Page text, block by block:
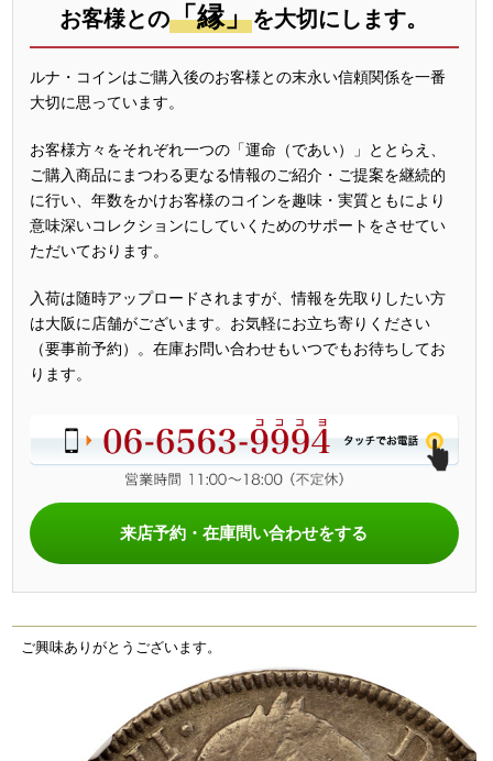
お客様との「縁」を大切にします。
ルナ・コインはご購入後のお客様との末永い信頼関係を一番
大切に思っています。
お客様方々をそれぞれ一つの「運命（であい）」ととらえ、
ご購入商品にまつわる更なる情報のご紹介・ご提案を継続的
に行い、年数をかけお客様のコインを趣味・実質ともにより
意味深いコレクションにしていくためのサポートをさせてい
ただいております。
入荷は随時アップロードされますが、情報を先取りしたい方
は大阪に店舗がございます。お気軽にお立ち寄りください
（要事前予約）。在庫お問い合わせもいつでもお待ちしてお
ります。
来店予約・在庫問い合わせをする
ご興味ありがとうございます。